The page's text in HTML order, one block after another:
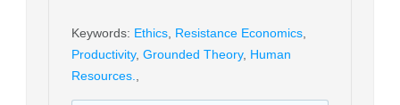
Keywords: Ethics Resistance Economics
Productivity, Grounded Theory, Human
Resources.